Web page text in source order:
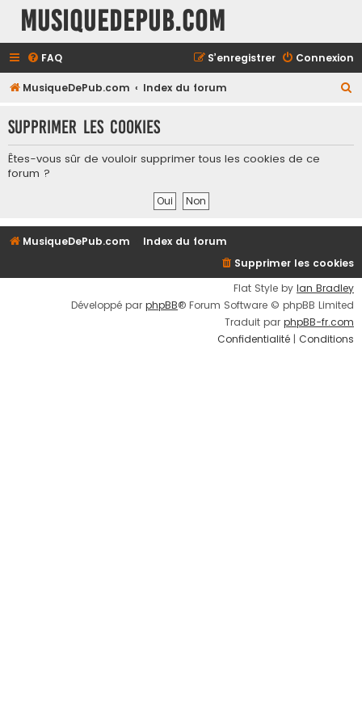
MusiqueDePub.com
FAQ Connexion
S’enregistrer
MusiqueDePub.com Index du forum
h
r
Supprimer les cookies
Êtes-vous sûr de vouloir supprimer tous les cookies de ce
forum ?
MusiqueDePub.com
Index du forum
Supprimer les cookies
Flat Style by Ian Bradley
Développé par phpBB® Forum Software © phpBB Limited
Traduit par phpBB-fr.com
Confidentialité | Conditions